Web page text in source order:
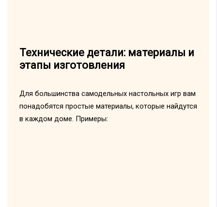
Технические детали: материалы и
этапы изготовления
Для большинства самодельных настольных игр вам
понадобятся простые материалы, которые найдутся
в каждом доме. Примеры: